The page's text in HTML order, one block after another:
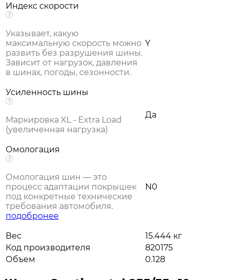
Индекс скорости
Указывает, какую
максимальную скорость можно
развить без разрушения шины.
Зависит от нагрузок, давления
в шинах, погоды, сезонности.
Y
Усиленность шины
Маркировка XL - Extra Load
(увеличенная нагрузка)
Да
Омологация
Омологация шин — это
процесс адаптации покрышек
под конкретные технические
требования автомобиля.
подобронее
N0
Вес
15.444 кг
Код производителя
820175
Объем
0.128